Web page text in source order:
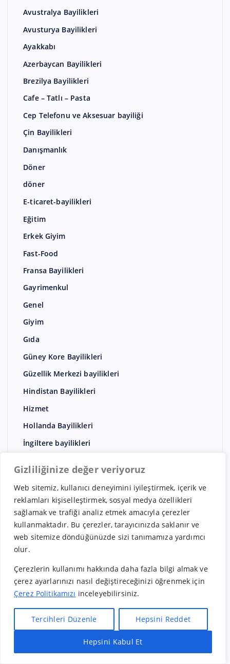
Gizliliğinize değer veriyoruz
Web sitemiz, kullanıcı deneyimini iyileştirmek, içerik ve
reklamları kişiselleştirmek, sosyal medya özellikleri
sağlamak ve trafiği analiz etmek amacıyla çerezler
kullanmaktadır. Bu çerezler, tarayıcınızda saklanır ve
web sitemize döndüğünüzde sizi tanımamıza yardımcı
olur.
Çerezlerin kullanımı hakkında daha fazla bilgi almak ve
çerez ayarlarınızı nasıl değiştireceğinizi öğrenmek için
Çerez Politikamızı inceleyebilirsiniz.
Tercihleri Düzenle Hepsini Reddet
Hepsini Kabul Et
Avustralya Bayilikleri
Avusturya Bayilikleri
Ayakkabı
Azerbaycan Bayilikleri
Brezilya Bayilikleri
Cafe – Tatlı – Pasta
Cep Telefonu ve Aksesuar bayiliği
Çin Bayilikleri
Danışmanlık
Döner
döner
E-ticaret-bayilikleri
Eğitim
Erkek Giyim
Fast-Food
Fransa Bayilikleri
Gayrimenkul
Genel
Giyim
Gıda
Güney Kore Bayilikleri
Güzellik Merkezi bayilikleri
Hindistan Bayilikleri
Hizmet
Hollanda Bayilikleri
İngiltere bayilikleri
İsveç Bayilikleri
İsviçre Bayilikleri
İtalya Bayilikleri
Japonya Bayilikleri
Kadın Giyim
Kargo
klima-ısıtma/soğutma
Kozmetik
Kuru Temizleme
Hızlı Bayilik Al